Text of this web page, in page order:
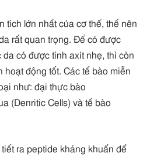
tích lớn nhất của cơ thể, thế nên
rất quan trọng. Để có được
có được tính axit nhẹ, thì còn
hoạt động tốt. Các tế bào miễn
như: đại thực bào
(Denritic Cells) và tế bào
ra peptide kháng khuẩn để